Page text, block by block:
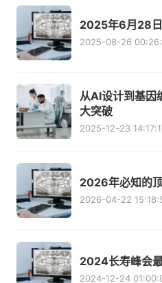
2025年6月28
2025-08-26
从AI设计到基
大突破
2025-12-23
2026年必知的
2026-04-22
2024长寿峰会
2024-12-24